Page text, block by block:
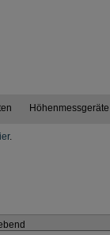
Höhenmessgeräte
.